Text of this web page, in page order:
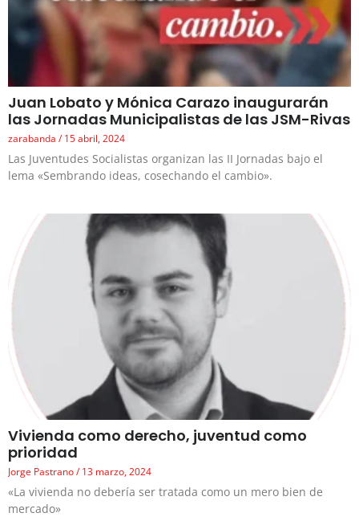
Juan Lobato y Mónica Carazo inaugurarán
las Jornadas Municipalistas de las JSM-Rivas
zarabanda 15 abril, 2024
Las Juventudes Socialistas organizan las II Jornadas bajo el
lema «Sembrando ideas, cosechando el cambio».
Vivienda como derecho, juventud como
prioridad
Jorge Pastrano 13 marzo, 2024
«La vivienda no debería ser tratada como un mero bien de
mercado»